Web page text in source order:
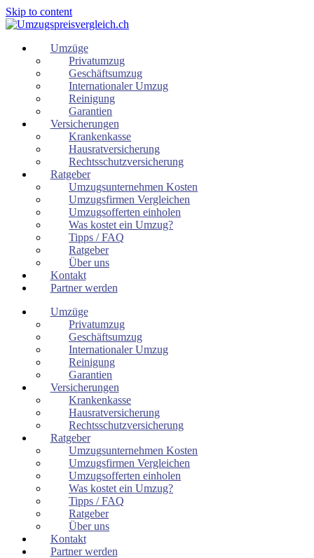
Skip to content
Umzüge
Privatumzug
Geschäftsumzug
Internationaler Umzug
Reinigung
Garantien
Versicherungen
Krankenkasse
Hausratversicherung
Rechtsschutzversicherung
Ratgeber
Umzugsunternehmen Kosten
Umzugsfirmen Vergleichen
Umzugsofferten einholen
Was kostet ein Umzug?
Tipps / FAQ
Ratgeber
Über uns
Kontakt
Partner werden
Umzüge
Privatumzug
Geschäftsumzug
Internationaler Umzug
Reinigung
Garantien
Versicherungen
Krankenkasse
Hausratversicherung
Rechtsschutzversicherung
Ratgeber
Umzugsunternehmen Kosten
Umzugsfirmen Vergleichen
Umzugsofferten einholen
Was kostet ein Umzug?
Tipps / FAQ
Ratgeber
Über uns
Kontakt
Partner werden